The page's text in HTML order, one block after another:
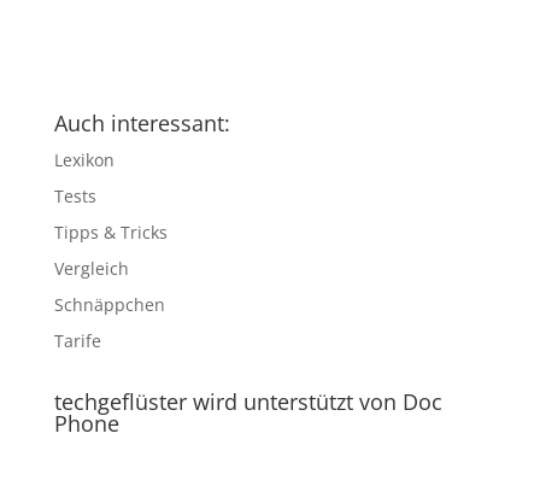
Auch interessant:
Lexikon
Tests
Tipps & Tricks
Vergleich
Schnäppchen
Tarife
techgeflüster wird unterstützt von Doc
Phone